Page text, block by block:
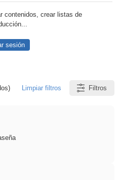
contenidos, crear listas de
sesión
Limpiar filtros Filtros